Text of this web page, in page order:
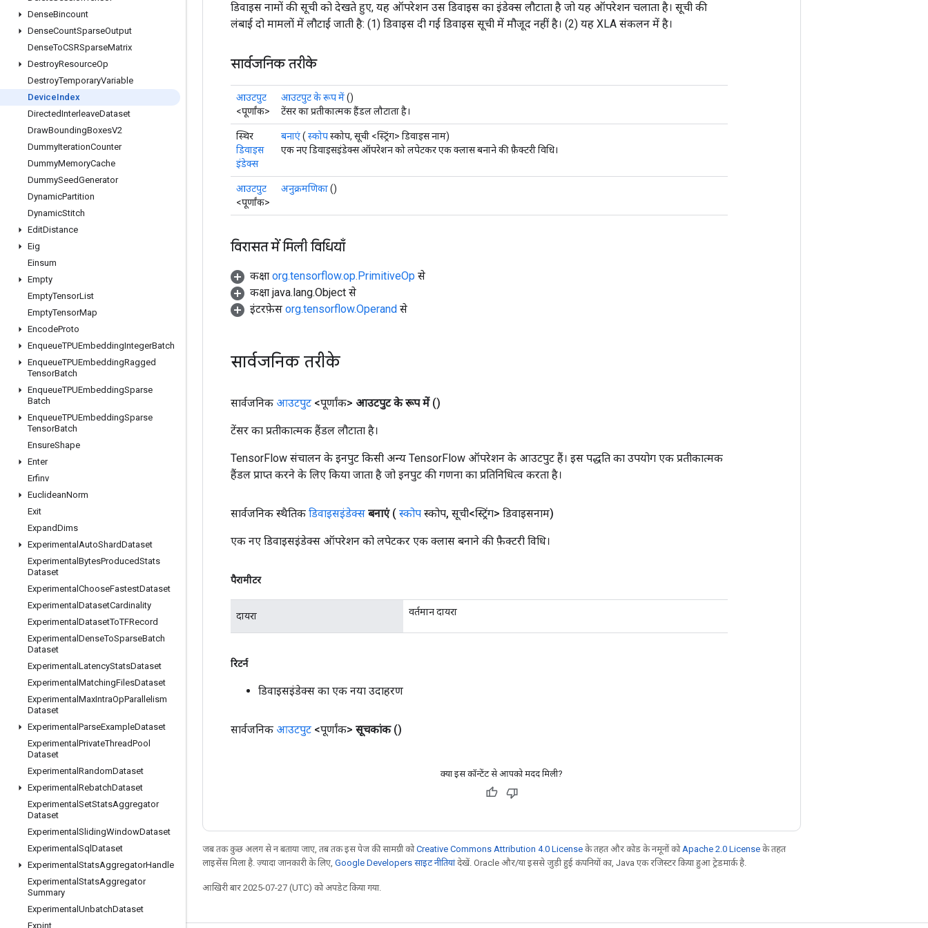
DenseBincount
DenseCountSparseOutput
DenseToCSRSparseMatrix
DestroyResourceOp
DestroyTemporaryVariable
DeviceIndex
DirectedInterleaveDataset
DrawBoundingBoxesV2
DummyIterationCounter
DummyMemoryCache
DummySeedGenerator
DynamicPartition
DynamicStitch
EditDistance
Eig
Einsum
Empty
EmptyTensorList
EmptyTensorMap
EncodeProto
EnqueueTPUEmbeddingIntegerBatch
EnqueueTPUEmbeddingRagged
TensorBatch
EnqueueTPUEmbeddingSparse
Batch
EnqueueTPUEmbeddingSparse
TensorBatch
EnsureShape
Enter
Erfinv
EuclideanNorm
Exit
ExpandDims
Experimental AutoShardDataset
Experimental BytesProducedStats
Dataset
Experimental ChooseFastestDataset
Experimental DatasetCardinality
Experimental DatasetToTFRecord
Experimental DenseToSparseBatch
Dataset
Experimental LatencyStatsDataset
Experimental MatchingFilesDataset
Experimental MaxIntraOpParallelism
Dataset
Experimental ParseExampleDataset
Experimental PrivateThreadPool
Dataset
Experimental RandomDataset
Experimental RebatchDataset
Experimental SetStatsAggregator
Dataset
Experimental SlidingWindowDataset
Experimental Sql Dataset
Experimental StatsAggregatorHandle
Experimental StatsAggregator
Summary
Experimental UnbatchDataset
Expint
डिवाइस नामों की सूची को देखते हुए, यह ऑपरेशन उस डिवाइस का इंडेक्स लौटाता है जो यह ऑपरेशन चलाता है। सूची की
लंबाई दो मामलों में लौटाई जाती है: (1) डिवाइस दी गई डिवाइस सूची में मौजूद नहीं है। (2) यह XLA संकलन में है।
सार्वजनिक तरीके
आउटपुट
<पूर्णांक>
आउटपुट के रूप में()
टेंसर का प्रतीकात्मक हैंडल लौटाता है।
स्थिर
डिवाइस
इंडेक्स
बनाएं( स्कोपस्कोप, सूची <स्ट्रिंग> डिवाइस नाम)
एक नए डिवाइसइंडेक्स ऑपरेशन को लपेटकर एक क्लास बनाने की फ़ैक्टरी विधि।
आउटपुट
<पूर्णांक>
अनुक्रमणिका()
विरासत में मिली विधियाँ
कक्षा org.tensorflow.op.PrimitiveOp से
कक्षा java.lang.Object से
इंटरफ़ेस org.tensorflow.Operand से
सार्वजनिक तरीके
सार्वजनिक आउटपुट <पूर्णांक> आउटपुट के रूप में ()
टेंसर का प्रतीकात्मक हैंडल लौटाता है।
TensorFlow संचालन के इनपुट किसी अन्य TensorFlow ऑपरेशन के आउटपुट हैं। इस पद्धति का उपयोग एक प्रतीकात्मक
हैंडल प्राप्त करने के लिए किया जाता है जो इनपुट की गणना का प्रतिनिधित्व करता है।
सार्वजनिक स्थैतिक डिवाइसइंडेक्स बनाएं ( स्कोप स्कोप, सूची<स्ट्रिंग> डिवाइसनाम)
एक नए डिवाइसइंडेक्स ऑपरेशन को लपेटकर एक क्लास बनाने की फ़ैक्टरी विधि।
पैरामीटर
दायरा वर्तमान दायरा
रिटर्न
डिवाइसइंडेक्स का एक नया उदाहरण
सार्वजनिक आउटपुट <पूर्णांक> सूचकांक ()
क्या इस कॉन्टेंट से आपको मदद मिली?
जब तक कुछ अलग से न बताया जाए, तब तक इस पेज की सामग्री कोCreative Commons Attribution 4.0 License के तहत और कोड के नमूनों को Apache 2.0 License के तहत
लाइसेंस मिला है. ज़्यादा जानकारी के लिए, Google Developers साइट नीतियांदेखें. Oracle और/या इससे जुड़ी हुई कंपनियों का, Java एक रजिस्टर किया हुआ ट्रेडमार्क है.
आखिरी बार 2025-07-27 (UTC) को अपडेट किया गया.